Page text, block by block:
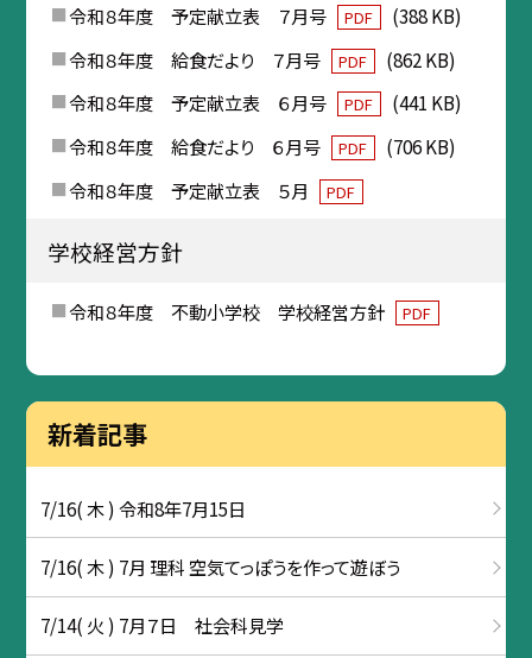
令和８年度 予定献立表 ７月号 PDF
(388 KB)
令和８年度 給食だより ７月号
PDF
(862 KB)
令和８年度 予定献立表 ６月号
PDF
(441 KB)
令和８年度 給食だより ６月号
PDF
(706 KB)
令和８年度 予定献立表 ５月
PDF
学校経営方針
令和８年度 不動小学校 学校経営方針 PDF
新着記事
7/16( 木 ) 令和8年7月15日
7/16( 木 ) 7月 理科 空気てっぽうを作って遊ぼう
7/14( 火 ) 7月７日 社会科見学